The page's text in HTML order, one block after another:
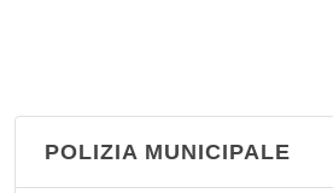
POLIZIA MUNICIPALE